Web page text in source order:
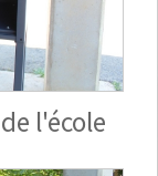
l'école